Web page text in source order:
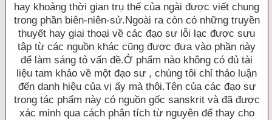
hay khoảng thời gian trụ thế của ngài được viết chung
trong phần biên-niên-sử.Ngoài ra còn có những truyền
thuyết hay giai thoại về các đạo sư lỗi lạc được sưu
tập từ các nguồn khác cũng được đưa vào phần này
để làm sáng tỏ vấn đề.Ở phẩm nào không có đủ tài
liệu tam khảo về một đạo sư , chúng tôi chỉ thảo luận
đến danh hiệu của vị ấy mà thôi.Tên của các đạo sư
trong tác phẩm này có nguồn gốc sanskrit và đã được
xác minh qua cách phân tích từ nguyên để thay cho